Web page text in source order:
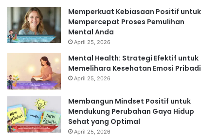
Memperkuat Kebiasaan Positif untuk
Mempercepat Proses Pemulihan
Mental Anda
April 25, 2026
Mental Health: Strategi Efektif untuk
Memelihara Kesehatan Emosi Pribadi
April 25, 2026
Membangun Mindset Positif untuk
Mendukung Perubahan Gaya Hidup
Sehat yang Optimal
April 25, 2026